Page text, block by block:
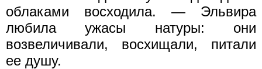
облаками восходила. — Эльвира
любила ужасы натуры: они
возвеличивали, восхищали, питали
ее душу.